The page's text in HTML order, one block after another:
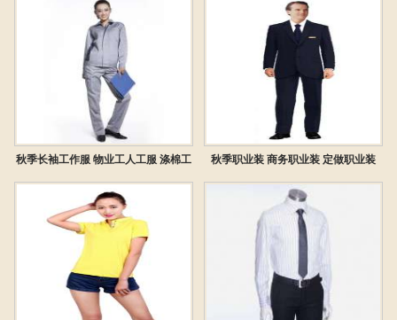
秋季长袖工作服 物业工人工服 涤棉工
作服套装
秋季职业装 商务职业装 定做职业装